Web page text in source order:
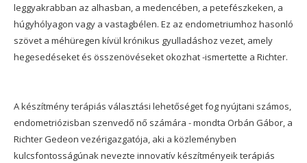
leggyakrabban az alhasban, a medencében, a petefészkeken, a
húgyhólyagon vagy a vastagbélen. Ez az endometriumhoz hasonló
szövet a méhüregen kívül krónikus gyulladáshoz vezet, amely
hegesedéseket és összenövéseket okozhat -ismertette a Richter.
A készítmény terápiás választási lehetőséget fog nyújtani számos,
endometriózisban szenvedő nő számára - mondta Orbán Gábor, a
Richter Gedeon vezérigazgatója, aki a közleményben
kulcsfontosságúnak nevezte innovatív készítményeik terápiás